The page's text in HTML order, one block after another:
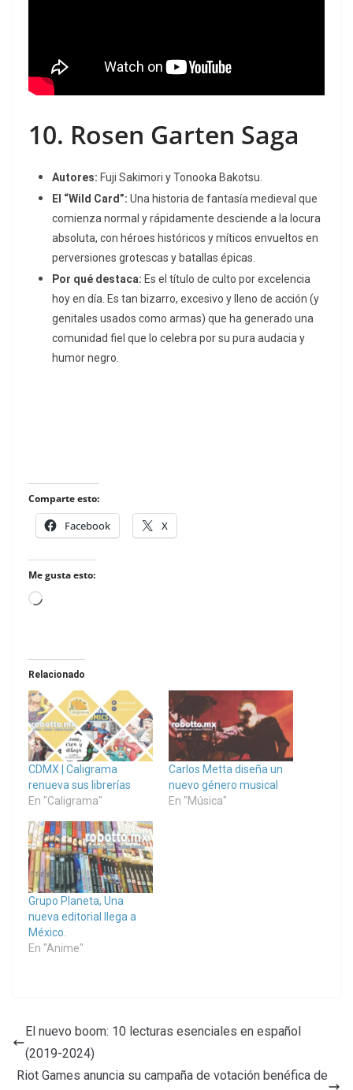
10. Rosen Garten Saga
Autores: Fuji Sakimori y Tonooka Bakotsu.
El “Wild Card”: Una historia de fantasía medieval que
comienza normal y rápidamente desciende a la locura
absoluta, con héroes históricos y míticos envueltos en
perversiones grotescas y batallas épicas.
Por qué destaca: Es el título de culto por excelencia
hoy en día. Es tan bizarro, excesivo y lleno de acción (y
genitales usados como armas) que ha generado una
comunidad fiel que lo celebra por su pura audacia y
humor negro.
Comparte esto:
Facebook X
Me gusta esto:
Loading…
Relacionado
CDMX | Caligrama
renueva sus librerías
En "Caligrama"
Carlos Metta diseña un
nuevo género musical
En "Música"
Grupo Planeta, Una
nueva editorial llega a
México.
En "Anime"
El nuevo boom: 10 lecturas esenciales en español
(2019-2024)
Riot Games anuncia su campaña de votación benéfica de